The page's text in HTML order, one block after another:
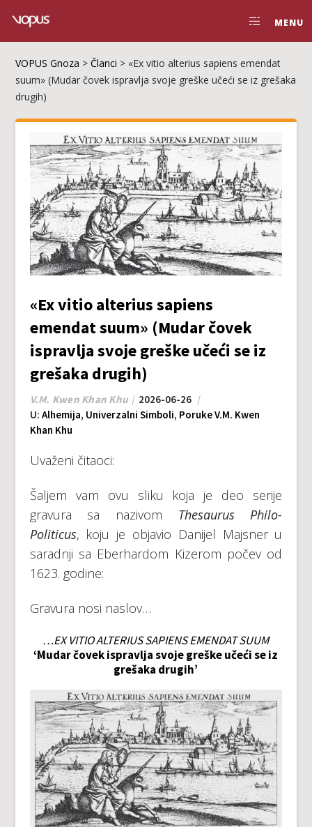
MENU
VOPUS Gnoza >Članci > «Ex vitio alterius sapiens emendat
suum» (Mudar čovek ispravlja svoje greške učeći se iz grešaka
drugih)
«Ex vitio alterius sapiens
emendat suum» (Mudar čovek
ispravlja svoje greške učeći se iz
grešaka drugih)
V.M. Kwen Khan Khu
2026-06-26
U: Alhemija, Univerzalni Simboli, Poruke V.M. Kwen
Khan Khu
Uvaženi čitaoci:
Šaljem vam ovu sliku koja je deo serije
gravura sa nazivom Thesaurus Philo-
Politicus, koju je objavio Danijel Majsner u
saradnji sa Eberhardom Kizerom počev od
1623. godine:
Gravura nosi naslov…
…EX VITIO ALTERIUS SAPIENS EMENDAT SUUM
‘Mudar čovek ispravlja svoje greške učeći se iz
grešaka drugih’